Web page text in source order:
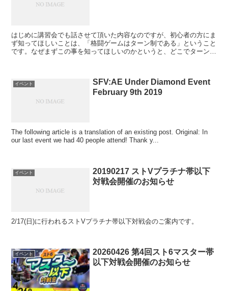
はじめに講習会でも話させて頂いた内容なのですが、初心者の方にま
ず知ってほしいことは、「格闘ゲームはターン制である」ということ
です。なぜまずこの事を知ってほしいのかというと、どこでターンが
イベント
SFV:AE Under Diamond Event
February 9th 2019
The following article is a translation of an existing post. Original: In
our last event we had 40 people attend! Thank y...
イベント
20190217 ストVプラチナ帯以下
対戦会開催のお知らせ
2/17(日)に行われるストVプラチナ帯以下対戦会のご案内です。
イベント
20260426 第4回スト6マスター帯
以下対戦会開催のお知らせ